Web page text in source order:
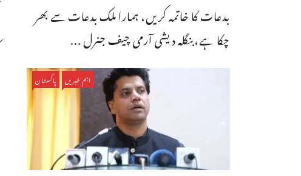
بدعات کا خاتمہ کریں، ہمارا ملک بدعات سے بھر
چکا ہے،بنگله دیشی آرمی چیف جنرل ...
اہم خبریں پاکستان